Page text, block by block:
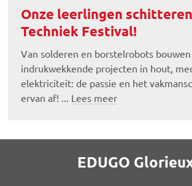
Onze leerlingen
Techniek Festival!
Van solderen en borstelrobots
indrukwekkende projecten in hout,
elektriciteit: de passie en het
ervan af! ... Lees meer
EDUGO